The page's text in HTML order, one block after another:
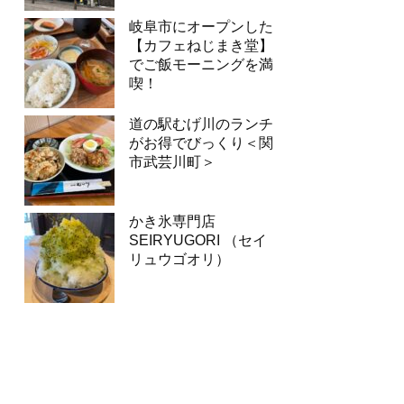
岐阜市にオープンした
【カフェねじまき堂】
でご飯モーニングを満
喫！
道の駅むげ川のランチ
がお得でびっくり＜関
市武芸川町＞
かき氷専門店
SEIRYUGORI （セイ
リュウゴオリ）